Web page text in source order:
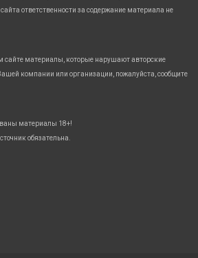
ответственности за содержание материала не
сайте материалы, которые нарушают авторские
компании или организации, пожалуйста, сообщите
материалы 18+!
обязательна.